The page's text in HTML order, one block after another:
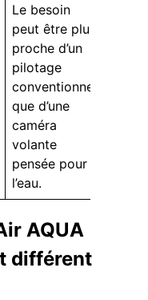
Le besoin
peut être plus
proche d’un
pilotage
conventionnel
que d’une
caméra
volante
pensée pour
l’eau.
AQUA
différent